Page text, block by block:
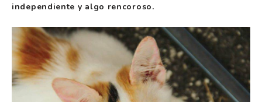
independiente y algo rencoroso.